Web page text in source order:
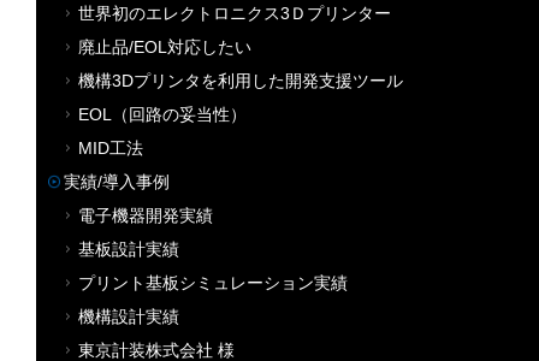
世界初のエレクトロニクス3Ｄプリンター
廃止品/EOL対応したい
機構3Dプリンタを利用した開発支援ツール
EOL（回路の妥当性）
MID工法
実績/導入事例
電子機器開発実績
基板設計実績
プリント基板シミュレーション実績
機構設計実績
東京計装株式会社 様